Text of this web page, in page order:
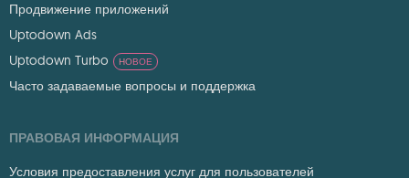
Продвижение приложений
Uptodown Ads
Uptodown Turbo
НОВОЕ
Часто задаваемые вопросы и поддержка
ПРАВОВАЯ ИНФОРМАЦИЯ
Условия предоставления услуг для пользователей